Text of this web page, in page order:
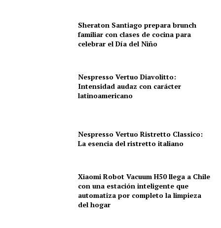
Sheraton Santiago prepara brunch
familiar con clases de cocina para
celebrar el Día del Niño
Nespresso Vertuo Diavolitto:
Intensidad audaz con carácter
latinoamericano
Nespresso Vertuo Ristretto Classico:
La esencia del ristretto italiano
Xiaomi Robot Vacuum H50 llega a Chile
con una estación inteligente que
automatiza por completo la limpieza
del hogar